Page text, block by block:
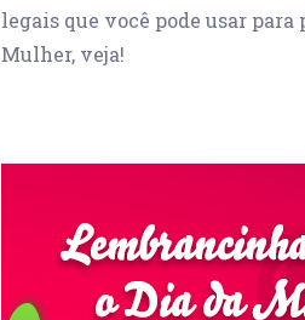
legais que você pode usar
Mulher, veja!